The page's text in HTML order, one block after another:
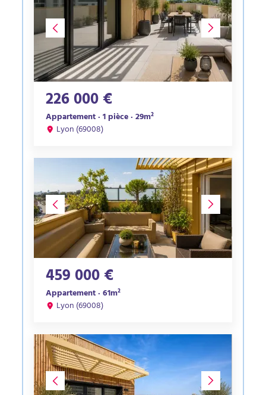
226 000 €
Appartement · 1 pièce · 29m²
Lyon (69008)
459 000 €
Appartement · 61m²
Lyon (69008)